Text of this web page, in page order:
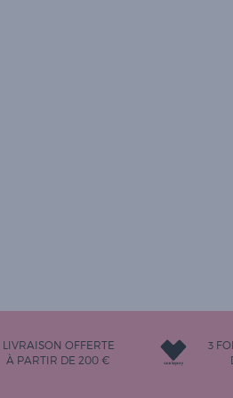
LIVRAISON OFFERTE
À PARTIR DE 200 €
3